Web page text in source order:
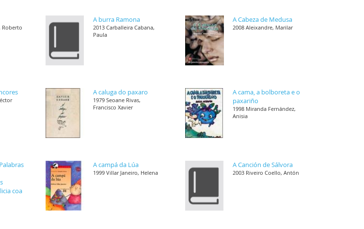
Roberto
A burra Ramona
2013 Carballeira Cabana,
Paula
A Cabeza de Medusa
2008 Aleixandre, Marilar
A caluga do paxaro
1979 Seoane Rivas,
Francisco Xavier
A cama, a bolboreta e o
paxariño
1998 Miranda Fernández,
Anisia
coa
A campá da Lúa
1999 Villar Janeiro, Helena
A Canción de Sálvora
2003 Riveiro Coello, Antón